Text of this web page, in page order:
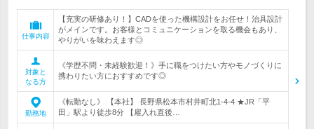
仕事内容
【充実の研修あり！】CADを使った機構設計をお任せ！治具設計
がメインです。お客様とコミュニケーションを取る機会もあり、
やりがいを味わえます◎
対象と
なる方
《学歴不問・未経験歓迎！》手に職をつけたい方やモノづくりに
携わりたい方におすすめです◎
勤務地
《転勤なし》 【本社】 長野県松本市村井町北1-4-4 ★JR「平
田」駅より徒歩8分 【雇入れ直後…